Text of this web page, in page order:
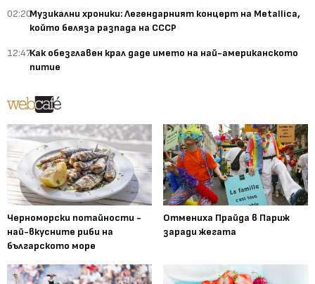
02:20Музикални хроники: Легендарният концерт на Metallica,
който беляза разпада на СССР
12:47Как обезглавен крал даде името на най-американското
питие
Черноморски потайности -
най-вкусните риби на
българското море
Отмениха Прайда в Париж
заради жегата